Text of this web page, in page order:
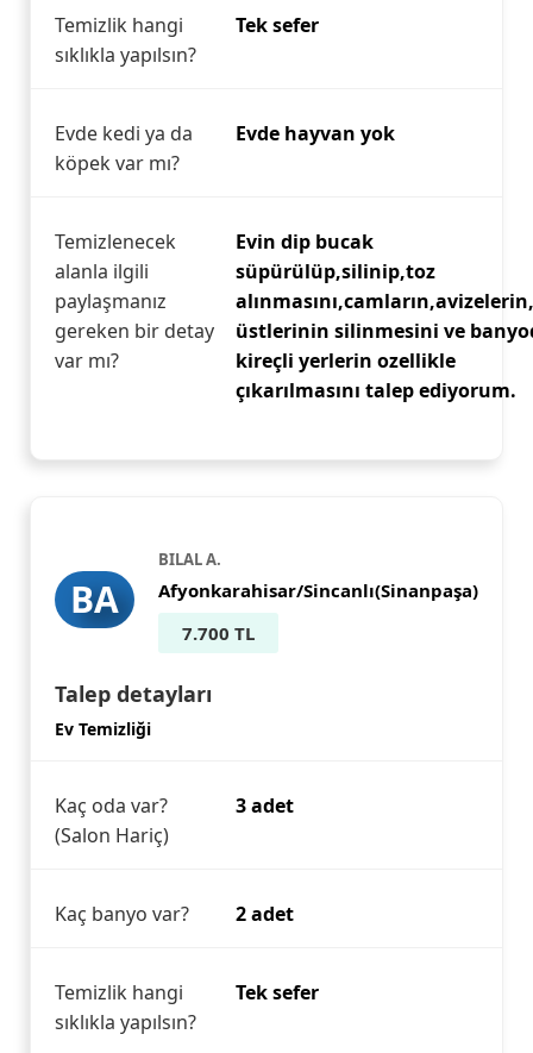
Temizlik hangi
sıklıkla yapılsın?
Tek sefer
Evde kedi ya da
köpek var mı?
Evde hayvan yok
Temizlenecek
alanla ilgili
paylaşmanız
gereken bir detay
var mı?
Evin dip bucak
süpürülüp,silinip,toz
üstlerinin silinmesini ve
kireçli yerlerin ozellikle
çıkarılmasını talep ediyorum.
BA
BILAL A.
Afyonkarahisar/Sincanlı(Sinanpaşa)
7.700 TL
Talep detayları
Ev Temizliği
Kaç oda var?
(Salon Hariç)
3 adet
Kaç banyo var? 2 adet
Temizlik hangi
sıklıkla yapılsın?
Tek sefer